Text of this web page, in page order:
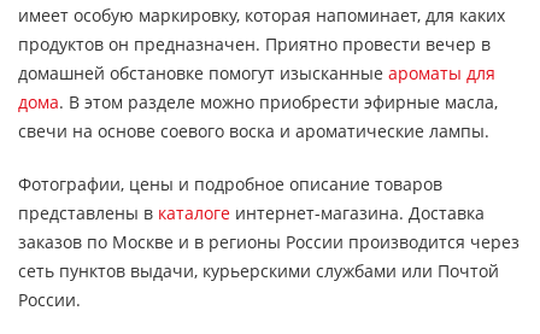
имеет особую маркировку, которая напоминает, для каких
продуктов он предназначен. Приятно провести вечер в
домашней обстановке помогут изысканные ароматы для
дома. В этом разделе можно приобрести эфирные масла,
свечи на основе соевого воска и ароматические лампы.
Фотографии, цены и подробное описание товаров
представлены в каталоге интернет-магазина. Доставка
заказов по Москве и в регионы России производится через
сеть пунктов выдачи, курьерскими службами или Почтой
России.